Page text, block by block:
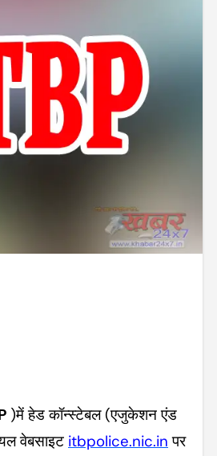
)में हेड कॉन्स्टेबल (एजुकेशन एंड
वेबसाइट itbpolice.nic.in पर